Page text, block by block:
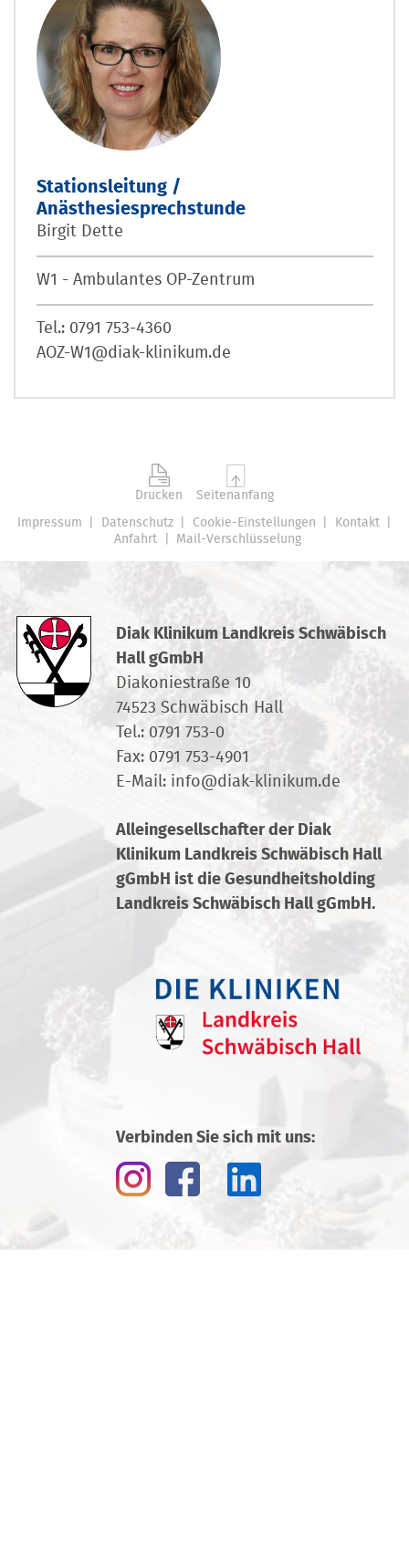
Stationsleitung /
Anästhesiesprechstunde
Birgit Dette
W1 - Ambulantes OP-Zentrum
Tel.: 0791 753-4360
AOZ-W1@diak-klinikum.de
Impressum Datenschutz Cookie-Einstellungen
Kontakt
Anfahrt
Mail-Verschlüsselung
Drucken Seitenanfang
Diak Klinikum Landkreis Schwäbisch
Hall gGmbH
Diakoniestraße 10
74523 Schwäbisch Hall
Tel.: 0791 753-0
Fax: 0791 753-4901
E-Mail: info@diak-klinikum.de
Alleingesellschafter der Diak
Klinikum Landkreis Schwäbisch Hall
gGmbH ist die Gesundheitsholding
Landkreis Schwäbisch Hall gGmbH.
Verbinden Sie sich mit uns: